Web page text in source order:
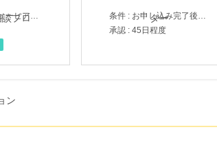
条件 : インタビューヒアリング完了
条件 : お申し込み完了後、決済登録完了と1ヶ月以内のサーバー初回設置。
承認 : 45日程度